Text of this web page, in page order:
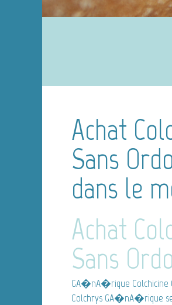
Achat
Sans
dans le
Achat
Sans
GA�nA�rique Colchicine
Colchrys GA�nA�rique